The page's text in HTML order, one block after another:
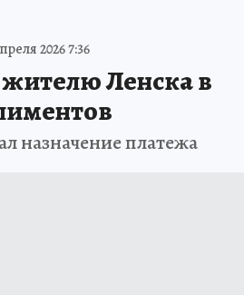
2026 7:36
Ленска в
назначение платежа